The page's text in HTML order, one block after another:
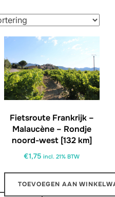
Fietsroute Frankrijk –
Malaucène – Rondje
noord-west [132 km]
€1,75 incl. 21% BTW
TOEVOEGEN AAN